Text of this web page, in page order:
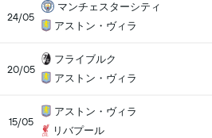
24/05
マンチェスターシティ
アストン・ヴィラ
20/05
フライブルク
アストン・ヴィラ
15/05
アストン・ヴィラ
リバプール